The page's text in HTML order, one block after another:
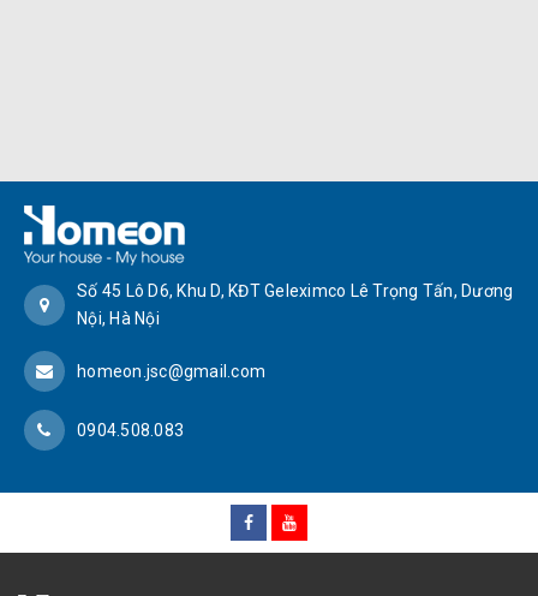
Số 45 Lô D6, Khu D, KĐT Geleximco Lê Trọng Tấn, Dương
Nội, Hà Nội
homeon.jsc@gmail.com
0904.508.083